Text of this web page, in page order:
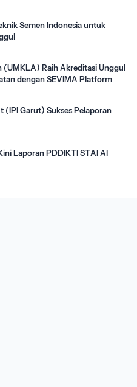
Semen Indonesia untuk
(UMKLA) Raih Akreditasi Unggul
dengan SEVIMA Platform
(IPI Garut) Sukses Pelaporan
Laporan PDDIKTI STAI Al